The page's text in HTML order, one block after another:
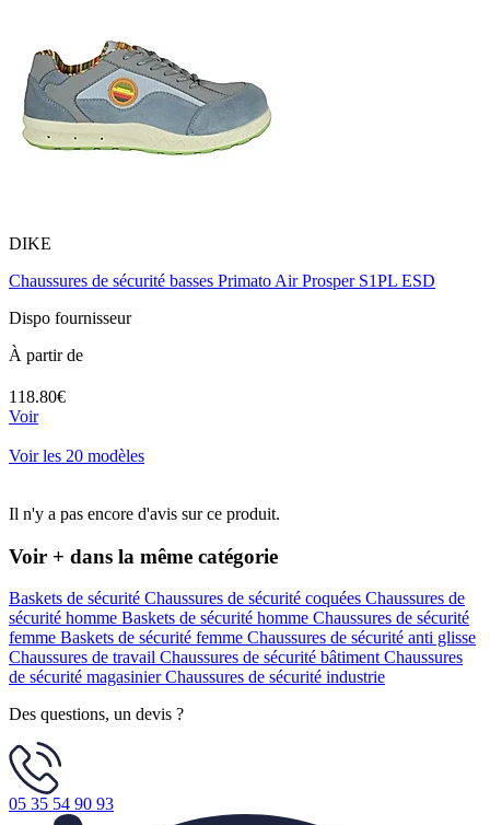
DIKE
Chaussures de sécurité basses Primato Air Prosper S1PL ESD
Dispo fournisseur
À partir de
118.80€
Voir
Voir les 20 modèles
Il n'y a pas encore d'avis sur ce produit.
Voir + dans la même catégorie
Baskets de sécurité Chaussures de sécurité coquées Chaussures de
sécurité homme Baskets de sécurité homme Chaussures de sécurité
femme Baskets de sécurité femme Chaussures de sécurité anti glisse
Chaussures de travail Chaussures de sécurité bâtimentChaussures
de sécurité magasinierChaussures de sécurité industrie
Des questions, un devis ?
05 35 54 90 93